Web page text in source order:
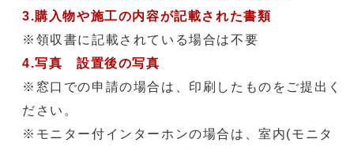
3.購入物や施工の内容が記載された書類
※領収書に記載されている場合は不要
4.写真 設置後の写真
※窓口での申請の場合は、印刷したものをご提出く
ださい。
※モニター付インターホンの場合は、室内(モニタ